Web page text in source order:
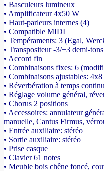
• Basculeurs lumineux
• Amplificateur 4x50 W
• Haut-parleurs internes (4)
• Compatible MIDI
• Tempéraments: 3 (Egal,
• Transpositeur -3/+3 demi-tons
• Accord fin
• Combinaisons fixes: 6
• Combinaisons ajustables: 4x8
• Réverbération à temps continu
• Réglage volume général,
• Chorus 2 positions
• Accessoires: annulateur
manuelle, Cantus Firmus,
• Entrée auxiliaire: stéréo
• Sortie auxiliaire: stéréo
• Prise casque
• Clavier 61 notes
• Meuble bois chêne foncé,